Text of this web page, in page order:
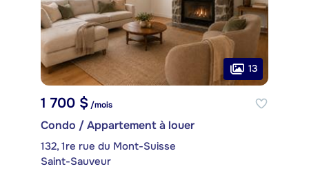
13
1 700 $ /mois
Condo / Appartement à louer
132, 1re rue du Mont-Suisse
Saint-Sauveur